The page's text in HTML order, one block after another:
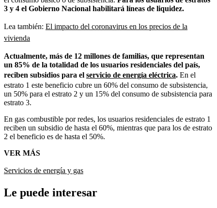
3 y 4 el Gobierno Nacional habilitará líneas de liquidez.
Lea también: El impacto del coronavirus en los precios de la
vivienda
Actualmente, más de 12 millones de familias, que representan
un 85% de la totalidad de los usuarios residenciales del país,
reciben subsidios para el servicio de energía eléctrica. En el
estrato 1 este beneficio cubre un 60% del consumo de subsistencia,
un 50% para el estrato 2 y un 15% del consumo de subsistencia para
estrato 3.
En gas combustible por redes, los usuarios residenciales de estrato 1
reciben un subsidio de hasta el 60%, mientras que para los de estrato
2 el beneficio es de hasta el 50%.
VER MÁS
Servicios de energía y gas
Le puede interesar